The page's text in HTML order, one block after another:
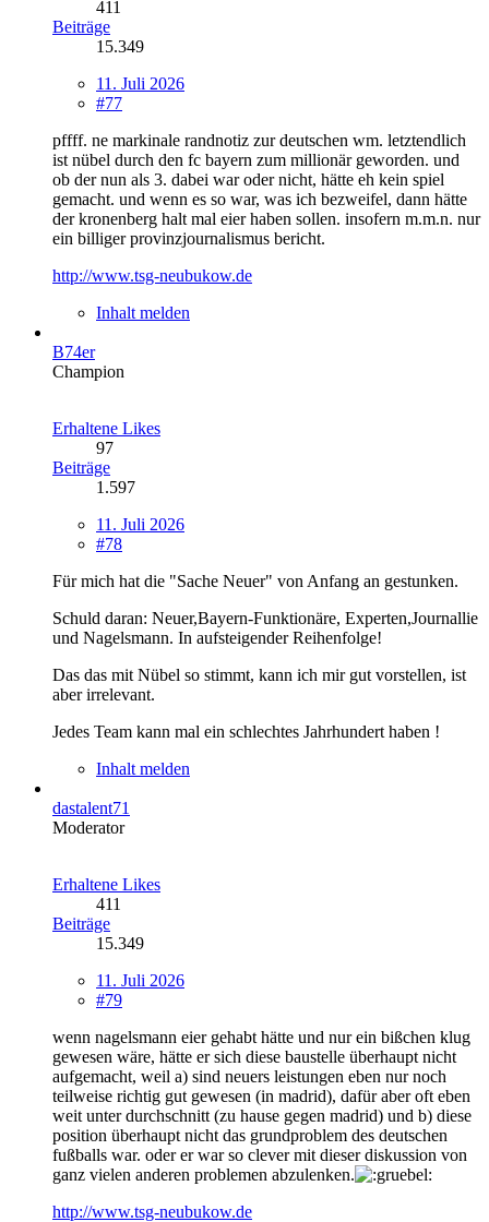
411
Beiträge
15.349
11. Juli 2026
#77
pffff. ne markinale randnotiz zur deutschen wm. letztendlich
ist nübel durch den fc bayern zum millionär geworden. und
ob der nun als 3. dabei war oder nicht, hätte eh kein spiel
gemacht. und wenn es so war, was ich bezweifel, dann hätte
der kronenberg halt mal eier haben sollen. insofern m.m.n. nur
ein billiger provinzjournalismus bericht.
http://www.tsg-neubukow.de
Inhalt melden
B74er
Champion
Erhaltene Likes
97
Beiträge
1.597
11. Juli 2026
#78
Für mich hat die "Sache Neuer" von Anfang an gestunken.
Schuld daran: Neuer,Bayern-Funktionäre, Experten,Journallie
und Nagelsmann. In aufsteigender Reihenfolge!
Das das mit Nübel so stimmt, kann ich mir gut vorstellen, ist
aber irrelevant.
Jedes Team kann mal ein schlechtes Jahrhundert haben !
Inhalt melden
dastalent71
Moderator
Erhaltene Likes
411
Beiträge
15.349
11. Juli 2026
#79
wenn nagelsmann eier gehabt hätte und nur ein bißchen klug
gewesen wäre, hätte er sich diese baustelle überhaupt nicht
aufgemacht, weil a) sind neuers leistungen eben nur noch
teilweise richtig gut gewesen (in madrid), dafür aber oft eben
weit unter durchschnitt (zu hause gegen madrid) und b) diese
position überhaupt nicht das grundproblem des deutschen
fußballs war. oder er war so clever mit dieser diskussion von
ganz vielen anderen problemen abzulenken.
http://www.tsg-neubukow.de